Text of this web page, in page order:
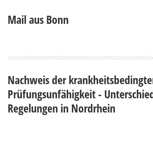
Mail aus Bonn
Nachweis der
Prüfungsunfähigkeit -
Regelungen in Nordrhein